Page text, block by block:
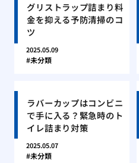
グリストラップ詰まり料
金を抑える予防清掃のコ
ツ
2025.05.09
未分類
ラバーカップはコンビニ
で手に入る？緊急時のト
イレ詰まり対策
2025.05.07
未分類